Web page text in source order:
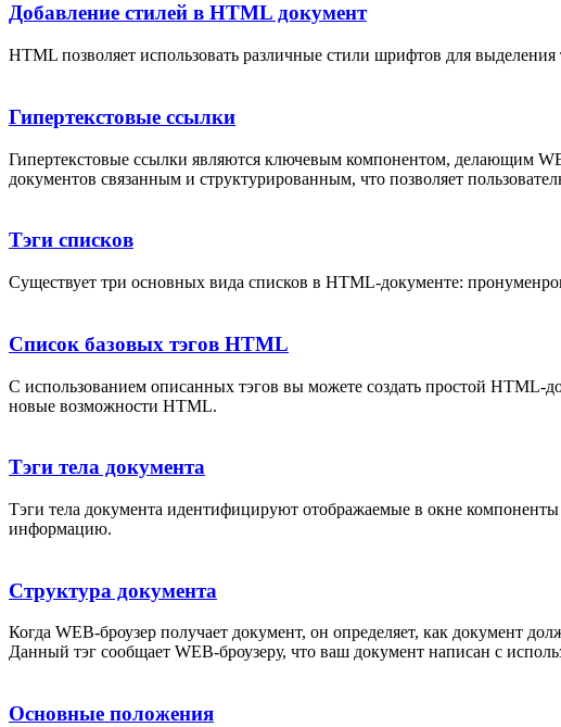
Добавление стилей в HTML документ
HTML позволяет использовать различные стили шрифтов для
Гипертекстовые ссылки
Гипертекстовые ссылки являются ключевым компонентом, делающим
документов связанным и структурированным, что позволяет
Тэги списков
Существует три основных вида списков в HTML-документе:
Список базовых тэгов HTML
С использованием описанных тэгов вы можете создать простой
новые возможности HTML.
Тэги тела документа
Тэги тела документа идентифицируют отображаемые в окне
информацию.
Структура документа
Когда WEB-броузер получает документ, он определяет, как документ
Данный тэг сообщает WEB-броузеру, что ваш документ написан с
Основные положения